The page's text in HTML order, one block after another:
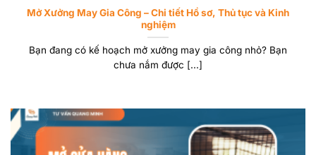
Mở Xưởng May Gia Công – Chi tiết Hồ sơ, Thủ tục và Kinh
nghiệm
Bạn đang có kế hoạch mở xưởng may gia công nhỏ? Bạn
chưa nắm được [...]